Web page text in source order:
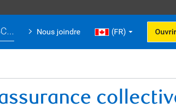
Nous joindre (FR)